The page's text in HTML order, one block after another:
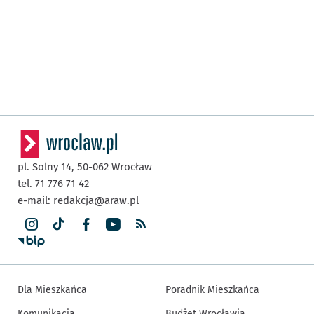
pl. Solny 14, 50-062 Wrocław
tel. 71 776 71 42
e-mail: redakcja@araw.pl
Dla Mieszkańca
Poradnik Mieszkańca